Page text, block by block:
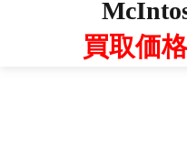
買取価格